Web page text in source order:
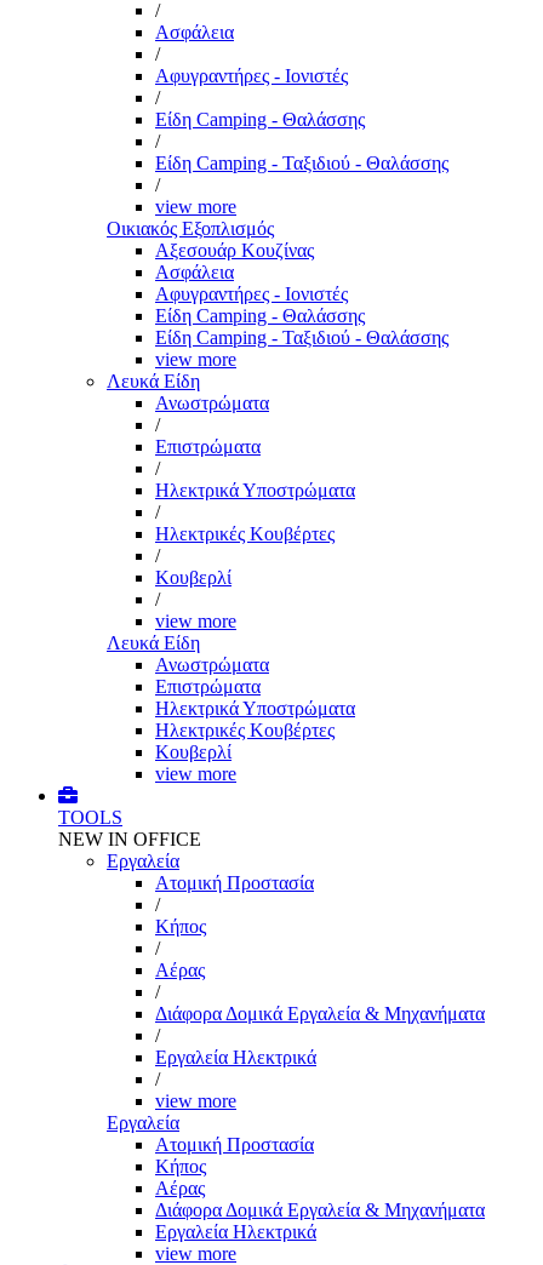
/
Ασφάλεια
/
Αφυγραντήρες - Ιονιστές
/
Είδη Camping - Θαλάσσης
/
Είδη Camping - Ταξιδιού - Θαλάσσης
/
view more
Οικιακός Εξοπλισμός
Αξεσουάρ Κουζίνας
Ασφάλεια
Αφυγραντήρες - Ιονιστές
Είδη Camping - Θαλάσσης
Είδη Camping - Ταξιδιού - Θαλάσσης
view more
Λευκά Είδη
Ανωστρώματα
/
Επιστρώματα
/
Ηλεκτρικά Υποστρώματα
/
Ηλεκτρικές Κουβέρτες
/
Κουβερλί
/
view more
Λευκά Είδη
Ανωστρώματα
Επιστρώματα
Ηλεκτρικά Υποστρώματα
Ηλεκτρικές Κουβέρτες
Κουβερλί
view more
TOOLS
NEW IN OFFICE
Εργαλεία
Aτομική Προστασία
/
Kήπος
/
Αέρας
/
Διάφορα Δομικά Εργαλεία & Μηχανήματα
/
Εργαλεία Ηλεκτρικά
/
view more
Εργαλεία
Aτομική Προστασία
Kήπος
Αέρας
Διάφορα Δομικά Εργαλεία & Μηχανήματα
Εργαλεία Ηλεκτρικά
view more